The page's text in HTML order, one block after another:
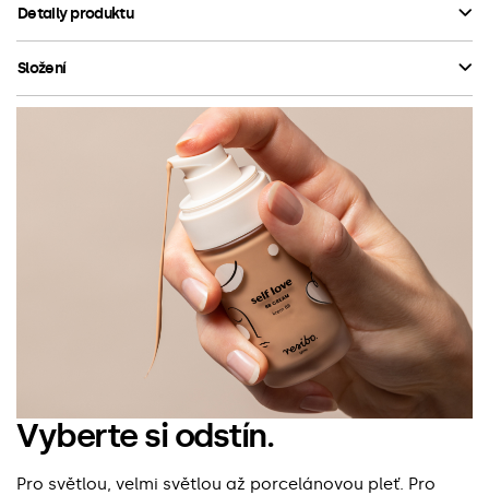
Detaily produktu
Složení
Vyberte si odstín.
Pro světlou, velmi světlou až porcelánovou pleť. Pro